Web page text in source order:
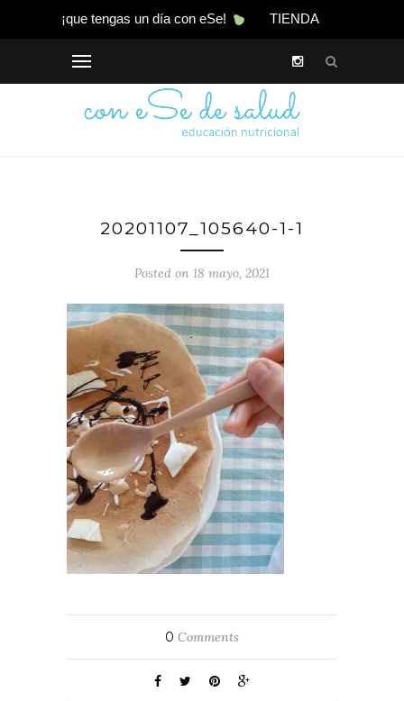
¡que tengas un día con eSe! TIENDA
20201107_105640-1-1
Posted on 18 mayo, 2021
0 Comments